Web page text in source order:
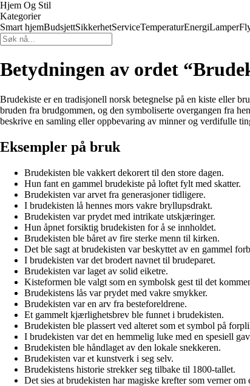
Hjem Og Stil
Kategorier
Smart hjemBudsjettSikkerhetServiceTemperaturEnergiLamper
Betydningen av ordet
Brudekiste er en tradisjonell norsk betegnelse på en kiste eller
bruden fra brudgommen, og den symboliserte overgangen fra
beskrive en samling eller oppbevaring av minner og verdifulle
Eksempler på bruk
Brudekisten ble vakkert dekorert til den store dagen.
Hun fant en gammel brudekiste på loftet fylt med skatter.
Brudekisten var arvet fra generasjoner tidligere.
I brudekisten lå hennes mors vakre bryllupsdrakt.
Brudekisten var prydet med intrikate utskjæringer.
Hun åpnet forsiktig brudekisten for å se innholdet.
Brudekisten ble båret av fire sterke menn til kirken.
Det ble sagt at brudekisten var beskyttet av en gammel
I brudekisten var det brodert navnet til brudeparet.
Brudekisten var laget av solid eiketre.
Kisteformen ble valgt som en symbolsk gest til det
Brudekistens lås var prydet med vakre smykker.
Brudekisten var en arv fra besteforeldrene.
Et gammelt kjærlighetsbrev ble funnet i brudekisten.
Brudekisten ble plassert ved alteret som et symbol på
I brudekisten var det en hemmelig luke med en spesiell
Brudekisten ble håndlaget av den lokale snekkeren.
Brudekisten var et kunstverk i seg selv.
Brudekistens historie strekker seg tilbake til 1800-tallet.
Det sies at brudekisten har magiske krefter som verner om